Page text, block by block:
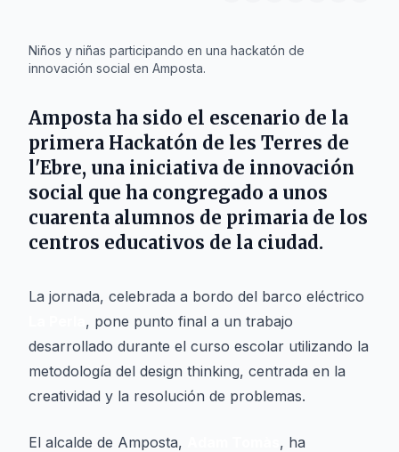
Niños y niñas participando en una hackatón de
innovación social en Amposta.
Amposta ha sido el escenario de la
primera Hackatón de les Terres de
l'Ebre, una iniciativa de innovación
social que ha congregado a unos
cuarenta alumnos de primaria de los
centros educativos de la ciudad.
La jornada, celebrada a bordo del barco eléctrico
, pone punto final a un trabajo
desarrollado durante el curso escolar utilizando la
metodología del design thinking, centrada en la
creatividad y la resolución de problemas.
El alcalde de Amposta,
, ha